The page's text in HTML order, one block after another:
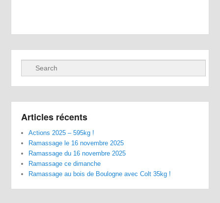
Recherche
Articles récents
Actions 2025 – 595kg !
Ramassage le 16 novembre 2025
Ramassage du 16 novembre 2025
Ramassage ce dimanche
Ramassage au bois de Boulogne avec Colt 35kg !